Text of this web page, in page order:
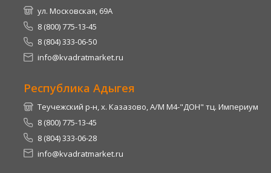
ул. Московская, 69А
8 (800) 775-13-45
8 (804) 333-06-50
info@kvadratmarket.ru
Республика Адыгея
Теучежский р-н, х. Казазово, А/М М4-"ДОН" тц. Империум
8 (800) 775-13-45
8 (804) 333-06-28
info@kvadratmarket.ru